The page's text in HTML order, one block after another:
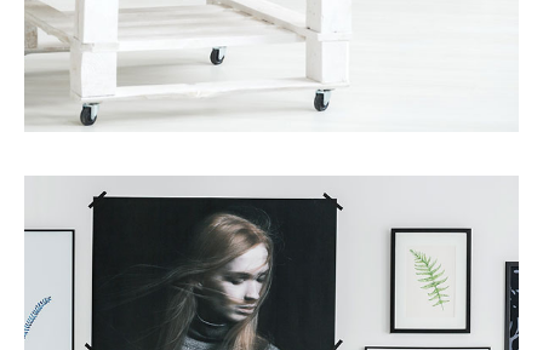
Asesoramiento financiero e hipotecario